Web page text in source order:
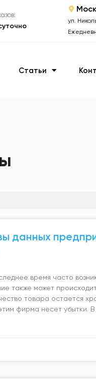
ул.
Статьи
данных
время часто
также может
товара остается
фирма несет убытки.